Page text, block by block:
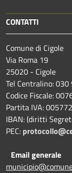
CONTATTI
Comune di Cigole
Via Roma 19
25020 - Cigole
Tel Centralino:
Codice Fiscale:
Partita IVA:
IBAN: (diritti
PEC:
Email generale